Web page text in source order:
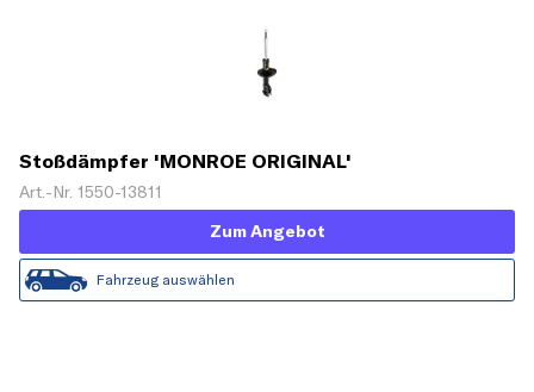
Stoßdämpfer 'MONROE ORIGINAL'
Art.-Nr. 1550-13811
Zum Angebot
Fahrzeug auswählen